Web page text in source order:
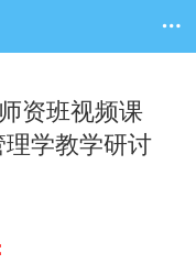

资班视频课
学教学研讨